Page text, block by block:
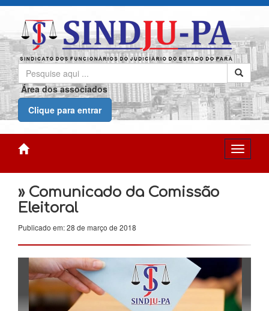
Área dos associados
Clique para entrar
» Comunicado da Comissão
Eleitoral
Publicado em: 28 de março de 2018